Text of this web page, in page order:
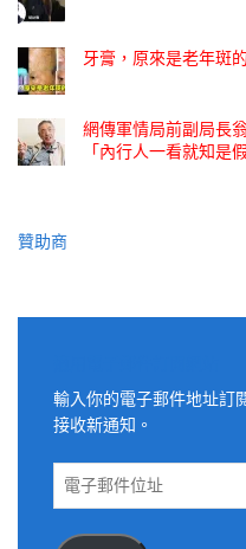
牙膏，原來是老年斑
網傳軍情局前副局長
「內行人一看就知是假
贊助商
輸入你的電子郵件地址訂
接收新通知。
電